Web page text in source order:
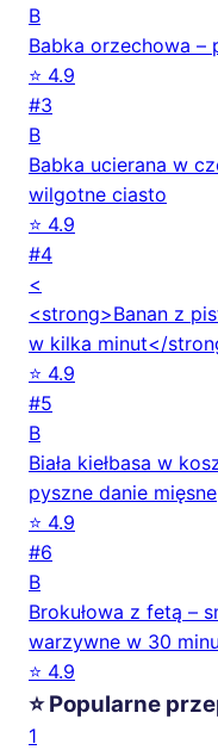
B
Babka orzechowa –
⭐ 4.9
#3
B
Babka ucierana w
wilgotne ciasto
⭐ 4.9
#4
<
<strong>Banan z
w kilka minut</
⭐ 4.9
#5
B
Biała kiełbasa w
pyszne danie mięsne
⭐ 4.9
#6
B
Brokułowa z fetą –
warzywne w 30
⭐ 4.9
⭐ Popularne
1